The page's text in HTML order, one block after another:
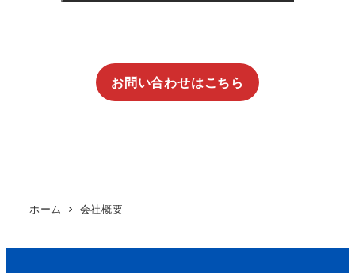
お問い合わせはこちら
ホーム 会社概要